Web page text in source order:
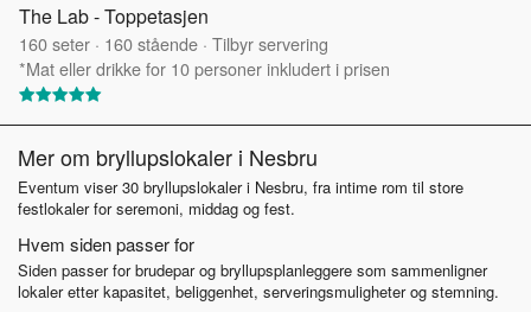
The Lab - Toppetasjen
160seter · 160stående · Tilbyr servering
*Mat eller drikke for 10 personer inkludert i prisen
Mer om bryllupslokaler i Nesbru
Eventum viser 30 bryllupslokaler i Nesbru, fra intime rom til store
festlokaler for seremoni, middag og fest.
Hvem siden passer for
Siden passer for brudepar og bryllupsplanleggere som sammenligner
lokaler etter kapasitet, beliggenhet, serveringsmuligheter og stemning.